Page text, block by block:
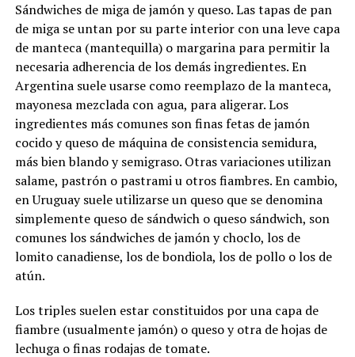
Sándwiches de miga de jamón y queso. Las tapas de pan
de miga se untan por su parte interior con una leve capa
de manteca (mantequilla) o margarina para permitir la
necesaria adherencia de los demás ingredientes. En
Argentina suele usarse como reemplazo de la manteca,
mayonesa mezclada con agua, para aligerar. Los
ingredientes más comunes son finas fetas de jamón
cocido y queso de máquina de consistencia semidura,
más bien blando y semigraso. Otras variaciones utilizan
salame, pastrón o pastrami u otros fiambres. En cambio,
en Uruguay suele utilizarse un queso que se denomina
simplemente queso de sándwich o queso sándwich, son
comunes los sándwiches de jamón y choclo, los de
lomito canadiense, los de bondiola, los de pollo o los de
atún.
Los triples suelen estar constituidos por una capa de
fiambre (usualmente jamón) o queso y otra de hojas de
lechuga o finas rodajas de tomate.